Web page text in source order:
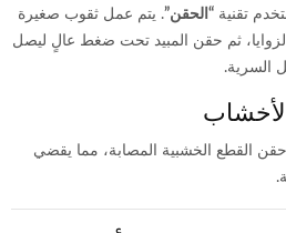
تقنية “الحقن”. يتم عمل ثقوب صغيرة
ثم حقن المبيد تحت ضغط عالٍ ليصل
السرية.
القطع الخشبية المصابة، مما يقضي